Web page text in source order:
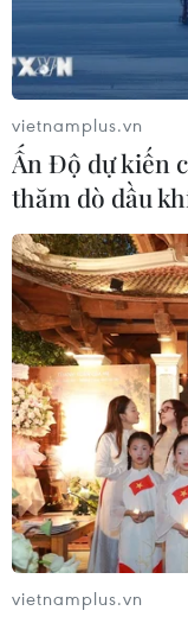
Mỹ diễn tập
đồn trú tại
07/06/2017 22:55
Quân đội Mỹ
binh lính đồn trú
khi Triều Tiên
vietnamplus.vn
Ấn Độ dự kiến
thăm dò dầu
vietnamplus.vn